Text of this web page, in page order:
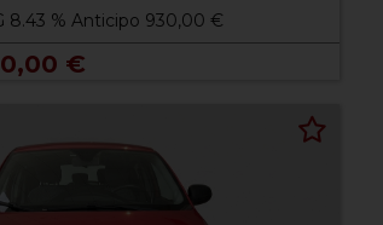
8.43 % Anticipo 930,00 €
€